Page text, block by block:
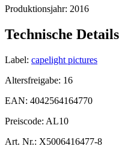
Produktionsjahr: 2016
Technische Details
Label: capelight pictures
Altersfreigabe: 16
EAN: 4042564164770
Preiscode: AL10
Art. Nr.: X5006416477-8